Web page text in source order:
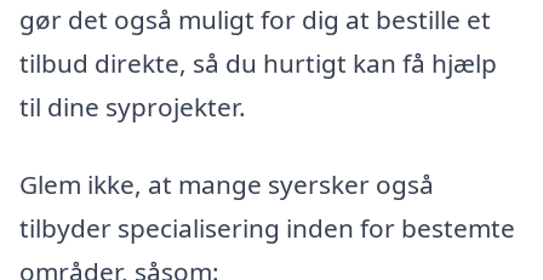
gør det også muligt for dig at bestille et
tilbud direkte, så du hurtigt kan få hjælp
til dine syprojekter.
Glem ikke, at mange syersker også
tilbyder specialisering inden for bestemte
områder, såsom: